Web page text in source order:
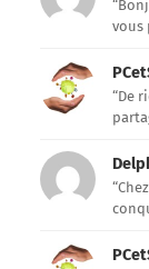
vous
“De